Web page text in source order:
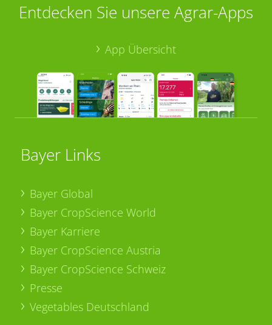
Entdecken Sie unsere Agrar-Apps
App Übersicht
Bayer Links
Bayer Global
Bayer CropScience World
Bayer Karriere
Bayer CropScience Austria
Bayer CropScience Schweiz
Presse
Vegetables Deutschland